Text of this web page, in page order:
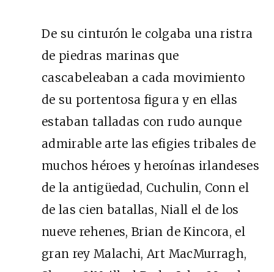
De su cinturón le colgaba una ristra
de piedras marinas que
cascabeleaban a cada movimiento
de su portentosa figura y en ellas
estaban talladas con rudo aunque
admirable arte las efigies tribales de
muchos héroes y heroínas irlandeses
de la antigüedad, Cuchulin, Conn el
de las cien batallas, Niall el de los
nueve rehenes, Brian de Kincora, el
gran rey Malachi, Art MacMurragh,